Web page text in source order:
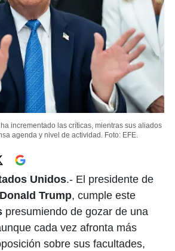
incrementado las críticas, mientras sus aliados
agenda y nivel de actividad. Foto: EFE.
Unidos.- El presidente de
Donald Trump, cumple este
presumiendo de gozar de una
cada vez afronta más
sobre sus facultades,